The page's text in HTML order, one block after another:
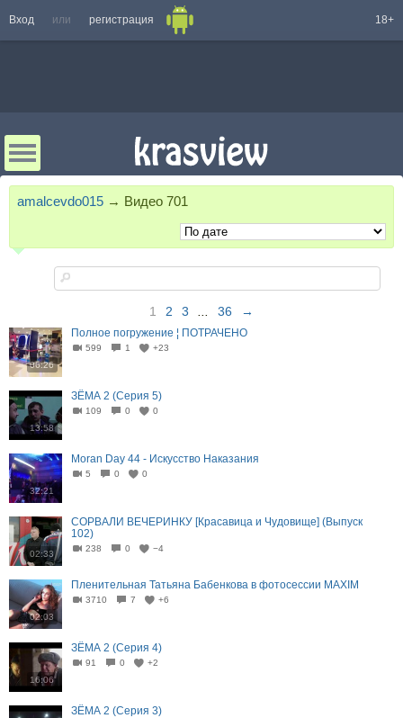
Вход или регистрация 18+
amalcevdo015 → Видео 701
1 2 3 36 →
06:26
Полное погружение ¦ ПОТРАЧЕНО
599 1 +23
13:58
ЗЁМА 2 (Серия 5)
109 0 0
32:21
Moran Day 44 - Искусство Наказания
5 0 0
02:33
СОРВАЛИ ВЕЧЕРИНКУ [Красавица и Чудовище] (Выпуск
102)
238 0 −4
02:03
Пленительная Татьяна Бабенкова в фотосессии MAXIM
3710 7 +6
16:06
ЗЁМА 2 (Серия 4)
91 0 +2
ЗЁМА 2 (Серия 3)